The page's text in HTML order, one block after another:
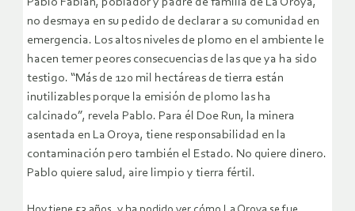
no desmaya en su pedido de declarar a su comunidad en
emergencia. Los altos niveles de plomo en el ambiente le
hacen temer peores consecuencias de las que ya ha sido
testigo. “Más de 120 mil hectáreas de tierra están
inutilizables porque la emisión de plomo las ha
calcinado”, revela Pablo. Para él Doe Run, la minera
asentada en La Oroya, tiene responsabilidad en la
contaminación pero también el Estado. No quiere dinero.
Pablo quiere salud, aire limpio y tierra fértil.